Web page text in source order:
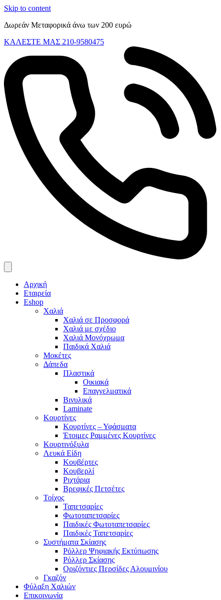
Skip to content
Δωρεάν Μεταφορικά άνω των 200 ευρώ
ΚΑΛΕΣΤΕ ΜΑΣ 210-9580475
Αρχική
Εταιρεία
Eshop
Χαλιά
Χαλιά σε Προσφορά
Χαλιά με σχέδιο
Χαλιά Μονόχρωμα
Παιδικά Χαλιά
Μοκέτες
Δάπεδα
Πλαστικά
Οικιακά
Επαγγελματικά
Βινυλικά
Laminate
Κουρτίνες
Κουρτίνες – Υφάσματα
Έτοιμες Ραμμένες Κουρτίνες
Κουρτινόξυλα
Λευκά Είδη
Κουβέρτες
Κουβερλί
Ριχτάρια
Βρεφικές Πετσέτες
Τοίχος
Ταπετσαρίες
Φωτοταπετσαρίες
Παιδικές Φωτοταπετσαρίες
Παιδικές Ταπετσαρίες
Συστήματα Σκίασης
Ρόλλερ Ψηφιακής Εκτύπωσης
Ρόλλερ Σκίασης
Οριζόντιες Περσίδες Αλουμινίου
Γκαζόν
Φύλαξη Χαλιών
Επικοινωνία